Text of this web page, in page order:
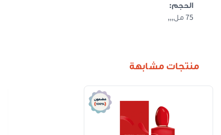
الحجم:
75 مل,,,
منتجات مشابهة